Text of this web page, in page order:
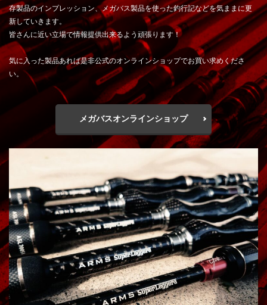
存製品のインプレッション、メガバス製品を使った釣行記などを気ままに更
新していきます。
皆さんに近い立場で情報提供出来るよう頑張ります！
気に入った製品あれば是非公式のオンラインショップでお買い求めくださ
い。
メガバスオンラインショップ